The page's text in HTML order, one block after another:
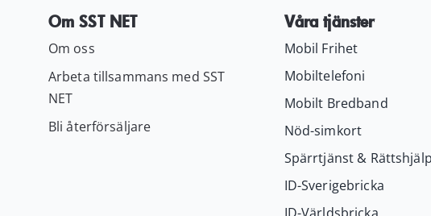
Om SST NET
Om oss
Arbeta tillsammans med SST
NET
Bli återförsäljare
Våra tjänster
Mobil Frihet
Mobiltelefoni
Mobilt Bredband
Nöd-simkort
Spärrtjänst & Rättshjälp
ID-Sverigebricka